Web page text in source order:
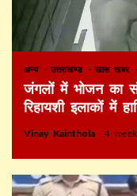
अन्य उत्तराखण्ड खास खबर
जंगलों में भोजन का
रिहायशी इलाकों में
Vinay Kainthola 4